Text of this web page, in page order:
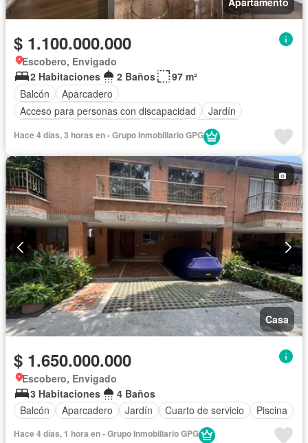
$ 1.100.000.000
Escobero, Envigado
2 Habitaciones
2 Baños
97 m²
Balcón
Aparcadero
Acceso para personas con discapacidad
Jardín
Ascensor
Vista panorámica
Hace 4 días, 3 horas en - Grupo Inmobiliario GPG
Casa
$ 1.650.000.000
Escobero, Envigado
3 Habitaciones
4 Baños
Balcón
Aparcadero Jardín Cuarto de servicio Piscina
Hace 4 días, 1 hora en - Grupo Inmobiliario GPG